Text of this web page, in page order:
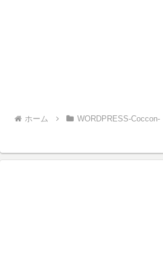
ホーム WORDPRESS-Coccon-